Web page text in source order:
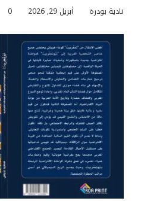
نادية بودرة أبريل 29, 2026 0